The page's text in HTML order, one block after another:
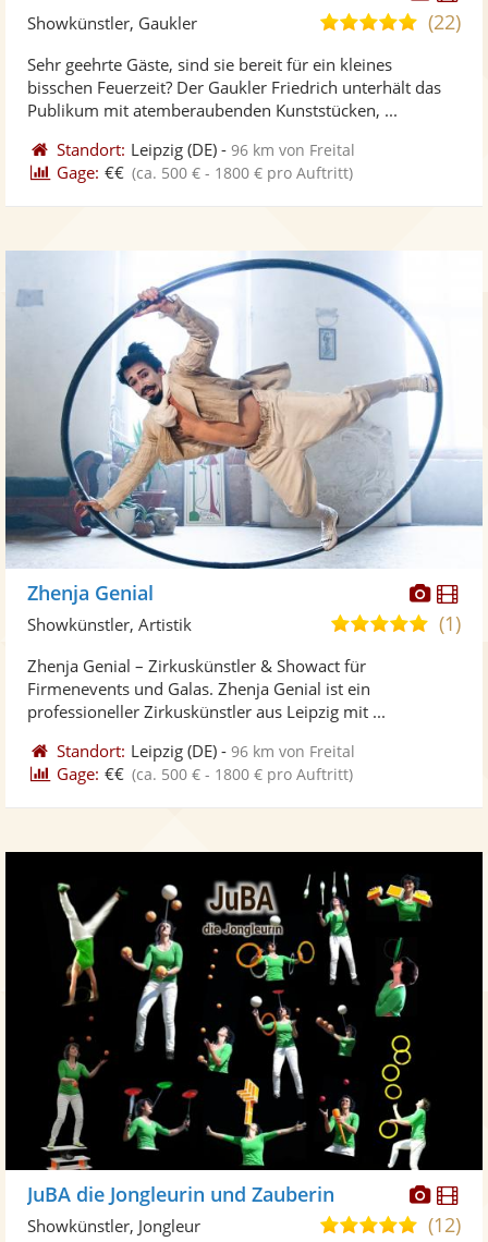
5,0
5
(22)
Showkünstler, Gaukler
Sehr geehrte Gäste, sind sie bereit für ein kleines
bisschen Feuerzeit? Der Gaukler Friedrich unterhält das
Publikum mit atemberaubenden Kunststücken, ...
Standort: Leipzig (DE) -96 km von Freital
Gage: €€ (ca. 500 € - 1800 € pro Auftritt)
Zhenja Genial
5,0(1)
Showkünstler, Artistik
Zhenja Genial – Zirkuskünstler & Showact für
Firmenevents und Galas. Zhenja Genial ist ein
professioneller Zirkuskünstler aus Leipzig mit ...
Standort: Leipzig (DE) -96 km von Freital
Gage: €€ (ca. 500 € - 1800 € pro Auftritt)
JuBA die Jongleurin und Zauberin
5,0(12)
Showkünstler, Jongleur